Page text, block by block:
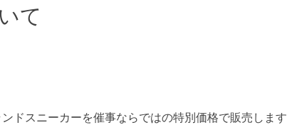
て
ドスニーカーを催事ならではの特別価格で販売します